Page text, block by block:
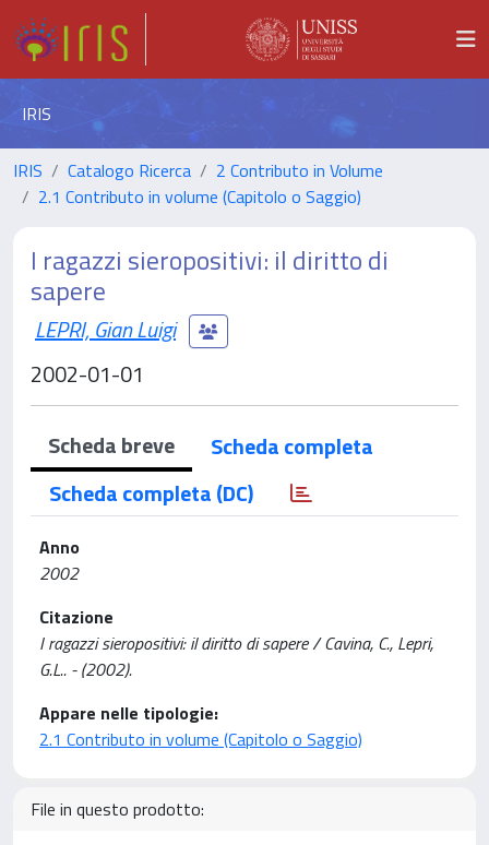
IRIS
IRIS Catalogo Ricerca
2 Contributo in Volume
2.1 Contributo in volume (Capitolo o Saggio)
I ragazzi sieropositivi: il diritto di
sapere
LEPRI, Gian Luigi
2002-01-01
Scheda breve
Scheda completa
Scheda completa (DC)
Anno
2002
Citazione
I ragazzi sieropositivi: il diritto di sapere / Cavina, C., Lepri,
G.L.. - (2002).
Appare nelle tipologie:
2.1 Contributo in volume (Capitolo o Saggio)
File in questo prodotto: